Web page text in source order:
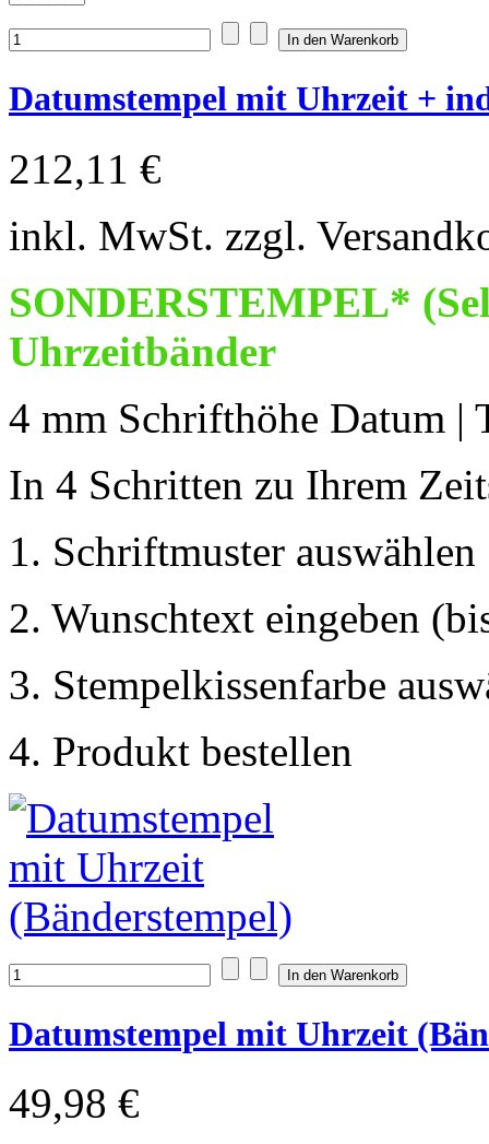
Datumstempel mit Uhrzeit +
212,11 €
inkl. MwSt. zzgl.
SONDERSTEMPEL*
Uhrzeitbänder
4 mm Schrifthöhe Datum |
In 4 Schritten zu Ihrem
1. Schriftmuster auswählen
2. Wunschtext eingeben
3. Stempelkissenfarbe
4. Produkt bestellen
Datumstempel mit Uhrzeit
49,98 €